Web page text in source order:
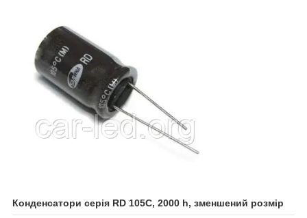
Конденсатори серія RD 105C, 2000 h, зменшений розмір